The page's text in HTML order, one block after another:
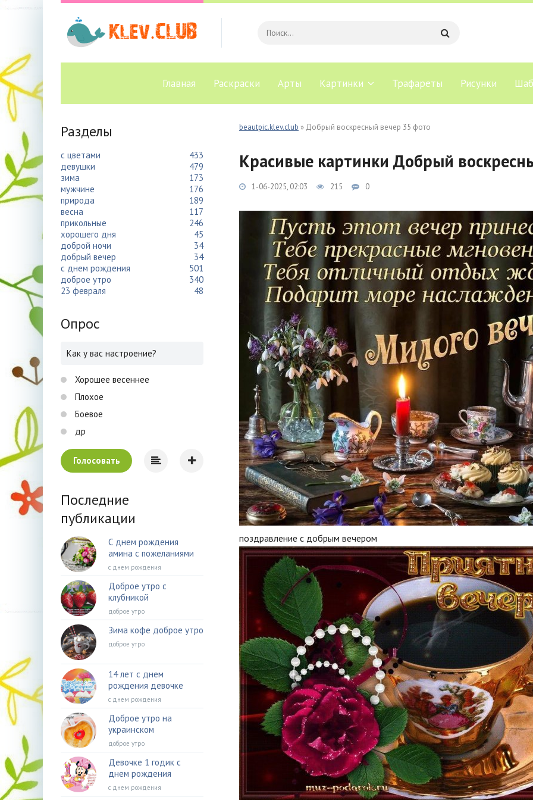
Главная Раскраски Арты Картинки Трафареты Рисунки
beautpic.klev.club » Добрый воскресный вечер 35 фото
Красивые картинки Добрый
1-06-2025, 02:03 215 0
поздравление с добрым вечером
Разделы
с цветами
433
девушки
479
зима
173
мужчине
176
природа
189
весна
117
прикольные
246
хорошего дня
45
доброй ночи
34
добрый вечер
34
с днем рождения
501
доброе утро
340
23 февраля
48
Опрос
Как у вас настроение?
Хорошее весеннее
Плохое
Боевое
др
Голосовать
Последние
публикации
С днем рождения
амина с пожеланиями
с днем рождения
Доброе утро с
клубникой
доброе утро
Зима кофе доброе утро
доброе утро
14 лет с днем
рождения девочке
с днем рождения
Доброе утро на
украинском
доброе утро
Девочке 1 годик с
днем рождения
с днем рождения